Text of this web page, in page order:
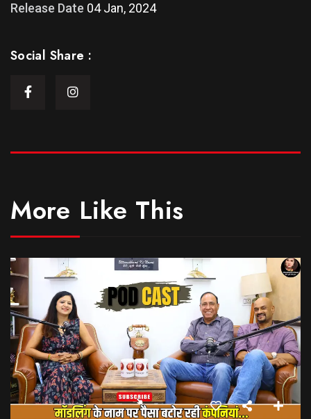
Release Date 04 Jan, 2024
Social Share :
More Like This